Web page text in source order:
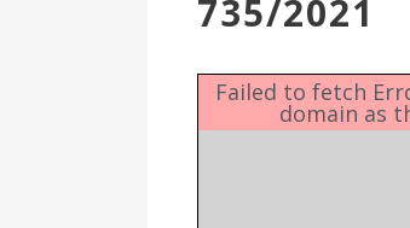
735/2021
Failed to fetch
domain as